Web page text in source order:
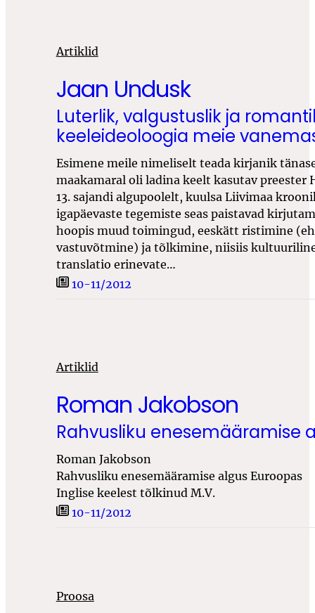
Artiklid
Jaan Undusk
Luterlik, valgustuslik ja
keeleideoloogia meie
Esimene meile nimeliselt teada kirjanik
maakamaral oli ladina keelt kasutav preester
13. sajandi algupoolelt, kuulsa Liivimaa
igapäevaste tegemiste seas paistavad
hoopis muud toimingud, eeskätt ristimine
vastuvõtmine) ja tõlkimine, niisiis
translatio erinevate…
10-11/2012
Artiklid
Roman Jakobson
Rahvusliku enesemääramise
Roman Jakobson
Rahvusliku enesemääramise algus Euroopas
Inglise keelest tõlkinud M.V.
10-11/2012
Proosa